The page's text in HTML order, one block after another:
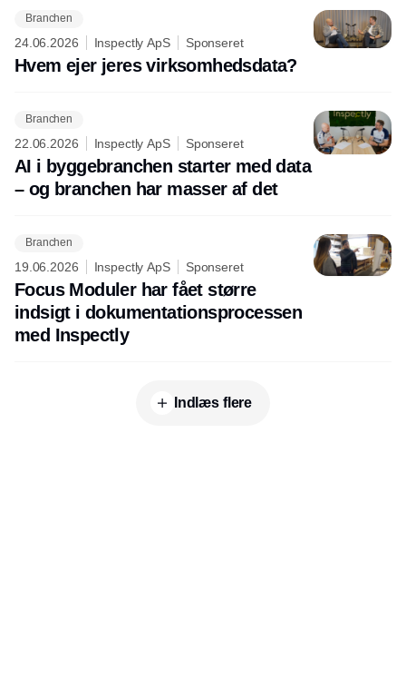
Branchen
24.06.2026 Inspectly ApS Sponseret
Hvem ejer jeres virksomhedsdata?
Branchen
22.06.2026 Inspectly ApS Sponseret
AI i byggebranchen starter med data
– og branchen har masser af det
Branchen
19.06.2026 Inspectly ApS Sponseret
Focus Moduler har fået større
indsigt i dokumentationsprocessen
med Inspectly
Indlæs flere